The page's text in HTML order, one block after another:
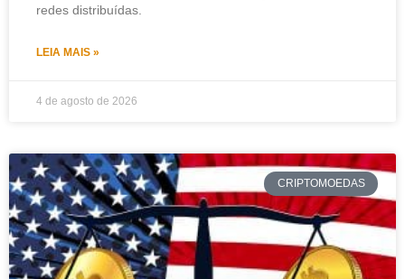
redes distribuídas.
LEIA MAIS »
4 de agosto de 2026
CRIPTOMOEDAS